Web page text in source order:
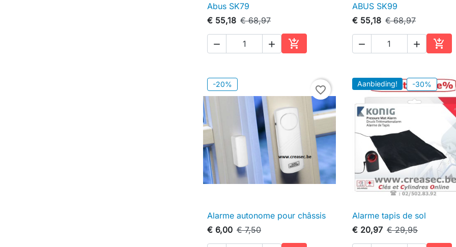

Abus SK79
€ 55,18 € 68,97
  
In winkelwagen
 Snel bekijken
ABUS SK99
€ 55,18 € 68,97
  
In
-20% favorite_border
 Snel bekijken
Alarme autonome pour châssis
€ 6,00 € 7,50
Aanbieding! -30%
 Snel bekijken
Alarme tapis de sol
€ 20,97 € 29,95